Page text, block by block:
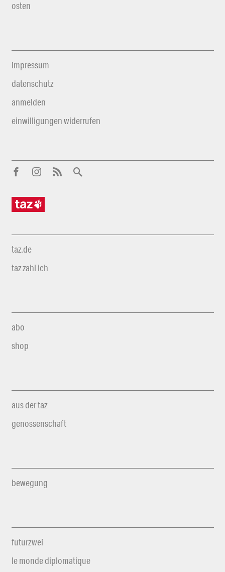
osten
impressum
datenschutz
anmelden
einwilligungen widerrufen
taz.de
taz zahl ich
abo
shop
aus der taz
genossenschaft
bewegung
futurzwei
le monde diplomatique